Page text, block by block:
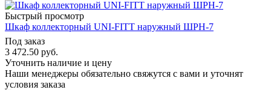
Быстрый просмотр
Шкаф коллекторный UNI-FITT наружный ШРН-7
Под заказ
3 472.50 руб.
Уточнить наличие и цену
Наши менеджеры обязательно свяжутся с вами и уточнят
условия заказа